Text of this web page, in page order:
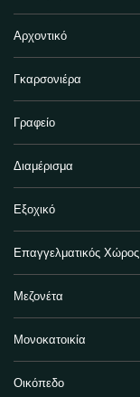
Αρχοντικό
Γκαρσονιέρα
Γραφείο
Διαμέρισμα
Εξοχικό
Επαγγελματικός Χώρος
Μεζονέτα
Μονοκατοικία
Οικόπεδο